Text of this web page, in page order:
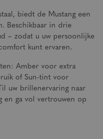
biedt de Mustang een
Beschikbaar in drie
– zodat u uw persoonlijke
kunt ervaren.
Amber voor extra
of Sun-tint voor
uw brillenervaring naar
en ga vol vertrouwen op